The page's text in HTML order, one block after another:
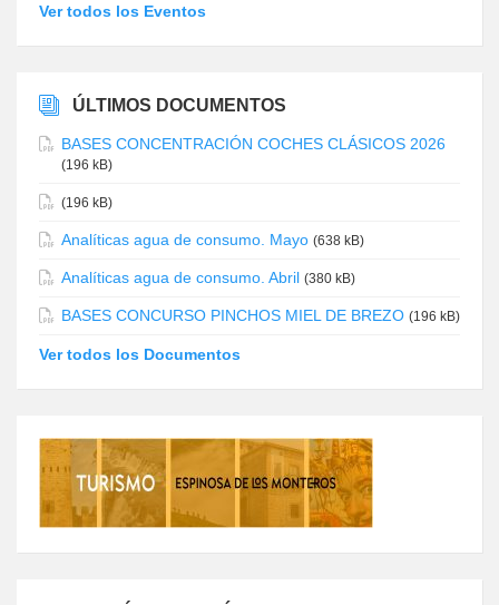
Ver todos los Eventos
ÚLTIMOS DOCUMENTOS
BASES CONCENTRACIÓN COCHES CLÁSICOS 2026
(196 kB)
(196 kB)
Analíticas agua de consumo. Mayo (638 kB)
Analíticas agua de consumo. Abril (380 kB)
BASES CONCURSO PINCHOS MIEL DE BREZO (196 kB)
Ver todos los Documentos